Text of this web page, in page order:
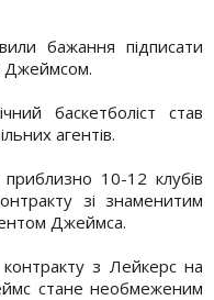
бажання підписати
Джеймсом.
баскетболіст став
агентів.
10-12 клубів
зі знаменитим
Джеймса.
з Лейкерс на
стане необмеженим